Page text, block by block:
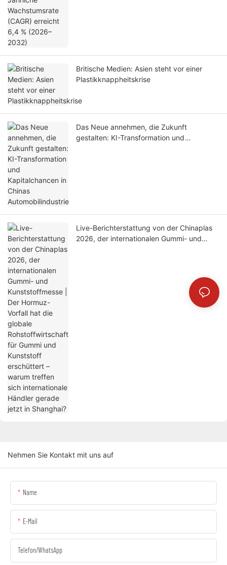
Britische Medien: Asien steht vor einer
Plastikknappheitskrise
Das Neue annehmen, die Zukunft
gestalten: KI-Transformation und
Live-Berichterstattung von der Chinaplas
2026, der internationalen Gummi- und
sich internationale Händler gerade jetzt in
Nehmen Sie Kontakt mit uns auf
Name
E-Mail
Telefon/WhatsApp